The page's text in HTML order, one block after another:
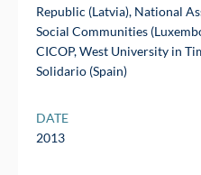
Republic (Latvia), National
Social Communities
CICOP, West University in
Solidario (Spain)
DATE
2013